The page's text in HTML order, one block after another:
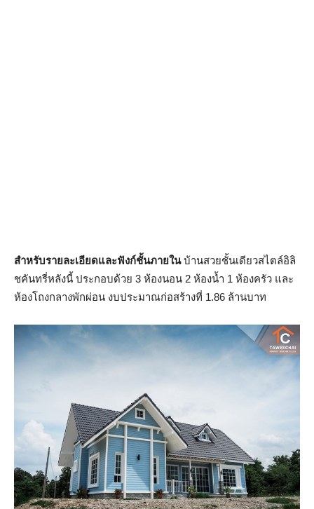
สำหรับรายละเอียดและฟังก์ชั้นภายในบ้านสวยชั้นเดียวสไตล์อิลิ
ชคันทรี่หลังนี้ ประกอบด้วย 3 ห้องนอน 2 ห้องน้ำ 1 ห้องครัว และ
ห้องโถงกลางพักผ่อน งบประมาณก่อสร้างที่ 1.86 ล้านบาท